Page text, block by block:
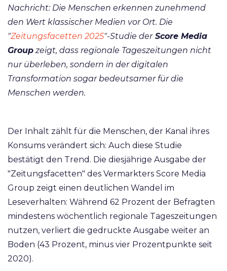
Nachricht: Die Menschen erkennen zunehmend
den Wert klassischer Medien vor Ort. Die
"Zeitungsfacetten 2025"-Studie derScore Media
Group zeigt, dass regionale Tageszeitungen nicht
nur überleben, sondern in der digitalen
Transformation sogar bedeutsamer für die
Menschen werden.
Der Inhalt zählt für die Menschen, der Kanal ihres
Konsums verändert sich: Auch diese Studie
bestätigt den Trend. Die diesjährige Ausgabe der
"Zeitungsfacetten" des Vermarkters Score Media
Group zeigt einen deutlichen Wandel im
Leseverhalten: Während 62 Prozent der Befragten
mindestens wöchentlich regionale Tageszeitungen
nutzen, verliert die gedruckte Ausgabe weiter an
Boden (43 Prozent, minus vier Prozentpunkte seit
2020).